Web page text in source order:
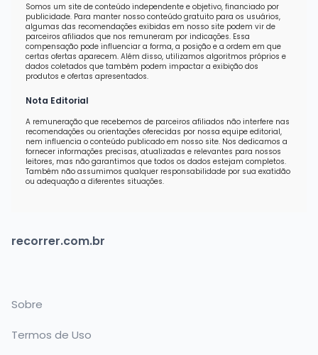
Somos um site de conteúdo independente e objetivo, financiado por
publicidade. Para manter nosso conteúdo gratuito para os usuários,
algumas das recomendações exibidas em nosso site podem vir de
parceiros afiliados que nos remuneram por indicações. Essa
compensação pode influenciar a forma, a posição e a ordem em que
certas ofertas aparecem. Além disso, utilizamos algoritmos próprios e
dados coletados que também podem impactar a exibição dos
produtos e ofertas apresentados.
Nota Editorial
A remuneração que recebemos de parceiros afiliados não interfere nas
recomendações ou orientações oferecidas por nossa equipe editorial,
nem influencia o conteúdo publicado em nosso site. Nos dedicamos a
fornecer informações precisas, atualizadas e relevantes para nossos
leitores, mas não garantimos que todos os dados estejam completos.
Também não assumimos qualquer responsabilidade por sua exatidão
ou adequação a diferentes situações.
recorrer.com.br
Sobre
Termos de Uso